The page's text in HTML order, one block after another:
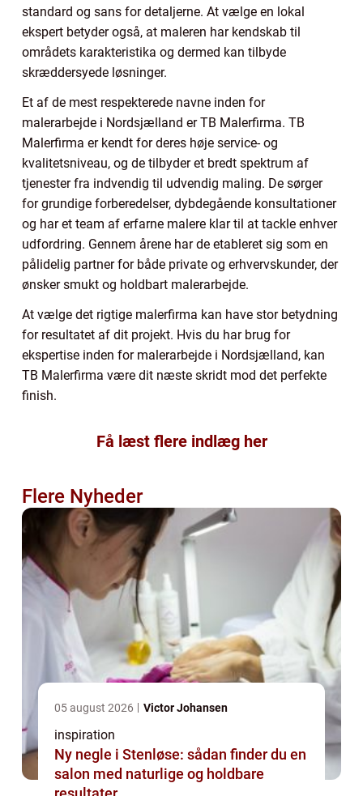
standard og sans for detaljerne. At vælge en lokal
ekspert betyder også, at maleren har kendskab til
områdets karakteristika og dermed kan tilbyde
skræddersyede løsninger.
Et af de mest respekterede navne inden for
malerarbejde i Nordsjælland er TB Malerfirma. TB
Malerfirma er kendt for deres høje service- og
kvalitetsniveau, og de tilbyder et bredt spektrum af
tjenester fra indvendig til udvendig maling. De sørger
for grundige forberedelser, dybdegående konsultationer
og har et team af erfarne malere klar til at tackle enhver
udfordring. Gennem årene har de etableret sig som en
pålidelig partner for både private og erhvervskunder, der
ønsker smukt og holdbart malerarbejde.
At vælge det rigtige malerfirma kan have stor betydning
for resultatet af dit projekt. Hvis du har brug for
ekspertise inden for malerarbejde i Nordsjælland, kan
TB Malerfirma være dit næste skridt mod det perfekte
finish.
Få læst flere indlæg her
Flere Nyheder
05 august 2026 Victor Johansen
inspiration
Ny negle i Stenløse: sådan finder du en
salon med naturlige og holdbare